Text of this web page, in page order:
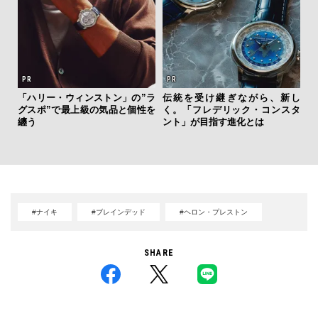
「ハリー・ウィンストン」の”ラ
グスポ”で最上級の気品と個性を
纏う
伝統を受け継ぎながら、新し
く。「フレデリック・コンスタ
ント」が目指す進化とは
#ナイキ #ブレインデッド #ヘロン・プレストン
SHARE